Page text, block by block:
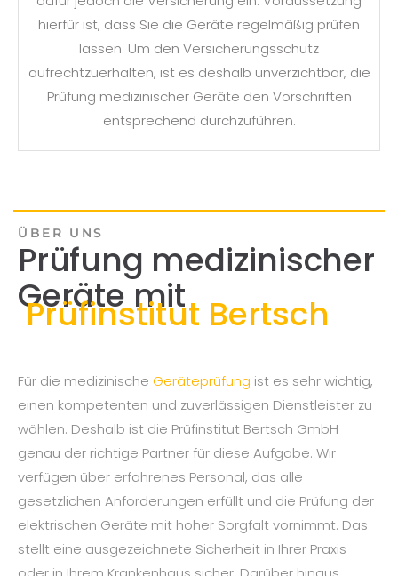
hierfür ist, dass Sie die Geräte regelmäßig prüfen
lassen. Um den Versicherungsschutz
aufrechtzuerhalten, ist es deshalb unverzichtbar, die
Prüfung medizinischer Geräte den Vorschriften
entsprechend durchzuführen.
ÜBER UNS
Prüfung medizinischer
Geräte mit
Prüfinstitut Bertsch
Für die medizinische Geräteprüfung ist es sehr wichtig,
einen kompetenten und zuverlässigen Dienstleister zu
wählen. Deshalb ist die Prüfinstitut Bertsch GmbH
genau der richtige Partner für diese Aufgabe. Wir
verfügen über erfahrenes Personal, das alle
gesetzlichen Anforderungen erfüllt und die Prüfung der
elektrischen Geräte mit hoher Sorgfalt vornimmt. Das
stellt eine ausgezeichnete Sicherheit in Ihrer Praxis